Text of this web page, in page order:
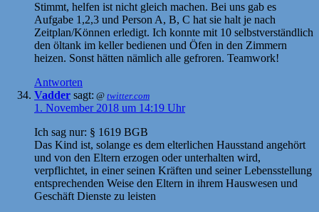
Stimmt, helfen ist nicht gleich machen. Bei uns gab es
Aufgabe 1,2,3 und Person A, B, C hat sie halt je nach
Zeitplan/Können erledigt. Ich konnte mit 10 selbstverständlich
den öltank im keller bedienen und Öfen in den Zimmern
heizen. Sonst hätten nämlich alle gefroren. Teamwork!
Antworten
Vadder sagt: @ twitter.com
1. November 2018 um 14:19 Uhr
Ich sag nur: § 1619 BGB
Das Kind ist, solange es dem elterlichen Hausstand angehört
und von den Eltern erzogen oder unterhalten wird,
verpflichtet, in einer seinen Kräften und seiner Lebensstellung
entsprechenden Weise den Eltern in ihrem Hauswesen und
Geschäft Dienste zu leisten